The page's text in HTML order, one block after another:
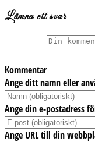
Lämna ett svar
Kommentar
Ange ditt namn eller
Ange din e-postadress
Ange URL till din